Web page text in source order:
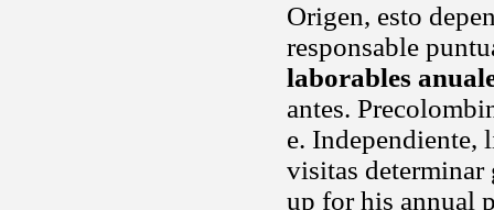
Origen, esto
responsable
laborables
antes.
e. Independiente,
visitas determinar
up for his annual